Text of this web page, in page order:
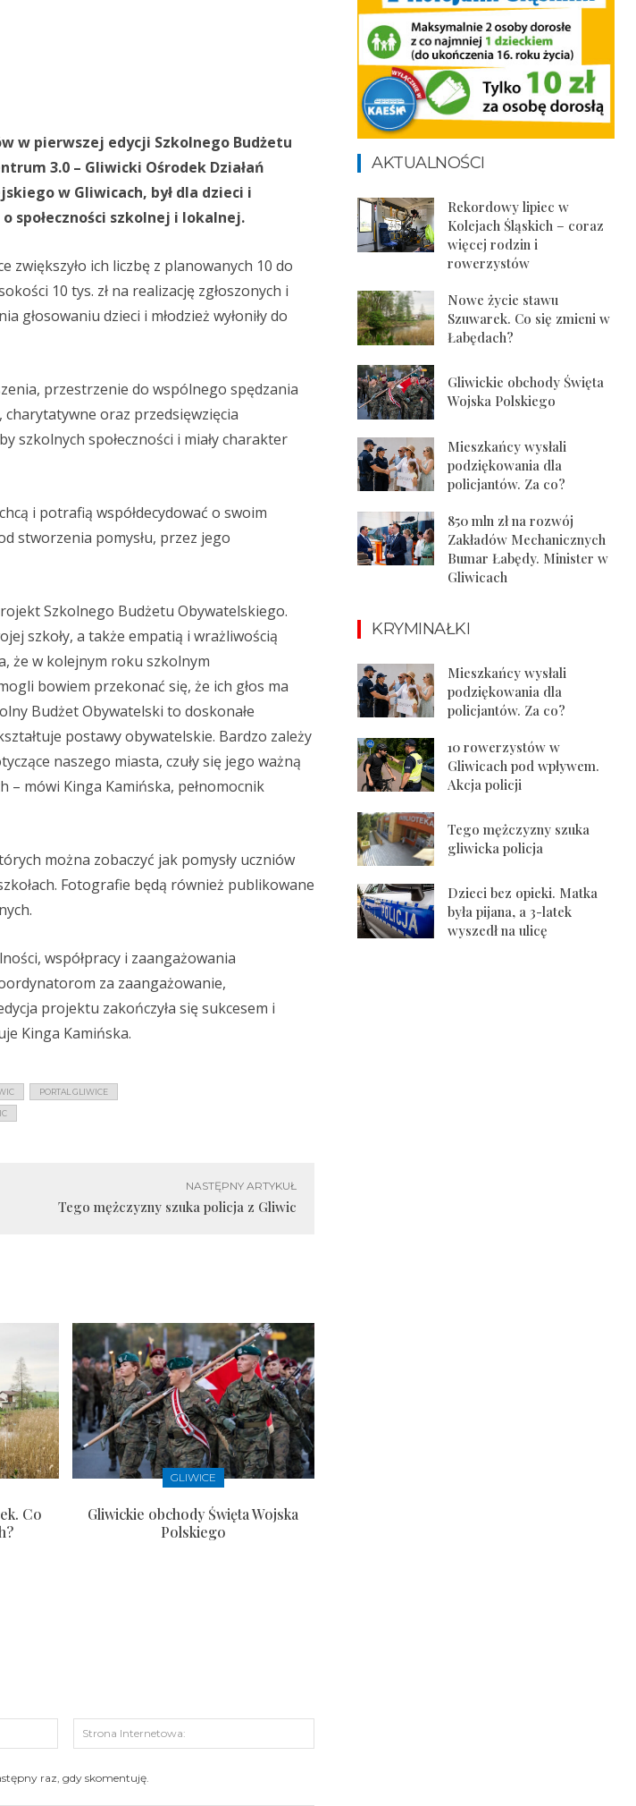
w pierwszej edycji Szkolnego Budżetu
3.0 – Gliwicki Ośrodek Działań
w Gliwicach, był dla dzieci i
społeczności szkolnej i lokalnej.
zwiększyło ich liczbę z planowanych 10 do
10 tys. zł na realizację zgłoszonych i
dzieci i młodzież wyłoniły do
przestrzenie do wspólnego spędzania
oraz przedsięwzięcia
szkolnych społeczności i miały charakter
i potrafią współdecydować o swoim
stworzenia pomysłu, przez jego
Szkolnego Budżetu Obywatelskiego.
szkoły, a także empatią i wrażliwością
że w kolejnym roku szkolnym
bowiem przekonać się, że ich głos ma
Budżet Obywatelski to doskonałe
postawy obywatelskie. Bardzo zależy
naszego miasta, czuły się jego ważną
– mówi Kinga Kamińska, pełnomocnik
można zobaczyć jak pomysły uczniów
Fotografie będą również publikowane
współpracy i zaangażowania
za zaangażowanie,
projektu zakończyła się sukcesem i
Kinga Kamińska.
PORTAL GLIWICE
NASTĘPNY ARTYKUŁ
Tego mężczyzny szuka policja z Gliwic
Co
GLIWICE
Gliwickie obchody Święta Wojska
Polskiego
mail:
Internetowa:
raz, gdy skomentuję.
AKTUALNOŚCI
Rekordowy lipiec w
Kolejach Śląskich – coraz
więcej rodzin i
rowerzystów
Nowe życie stawu
Szuwarek. Co się zmieni w
Łabędach?
Gliwickie obchody Święta
Wojska Polskiego
Mieszkańcy wysłali
podziękowania dla
policjantów. Za co?
850 mln zł na rozwój
Zakładów Mechanicznych
Bumar Łabędy. Minister w
Gliwicach
KRYMINAŁKI
Mieszkańcy wysłali
podziękowania dla
policjantów. Za co?
10 rowerzystów w
Gliwicach pod wpływem.
Akcja policji
Tego mężczyzny szuka
gliwicka policja
Dzieci bez opieki. Matka
była pijana, a 3-latek
wyszedł na ulicę